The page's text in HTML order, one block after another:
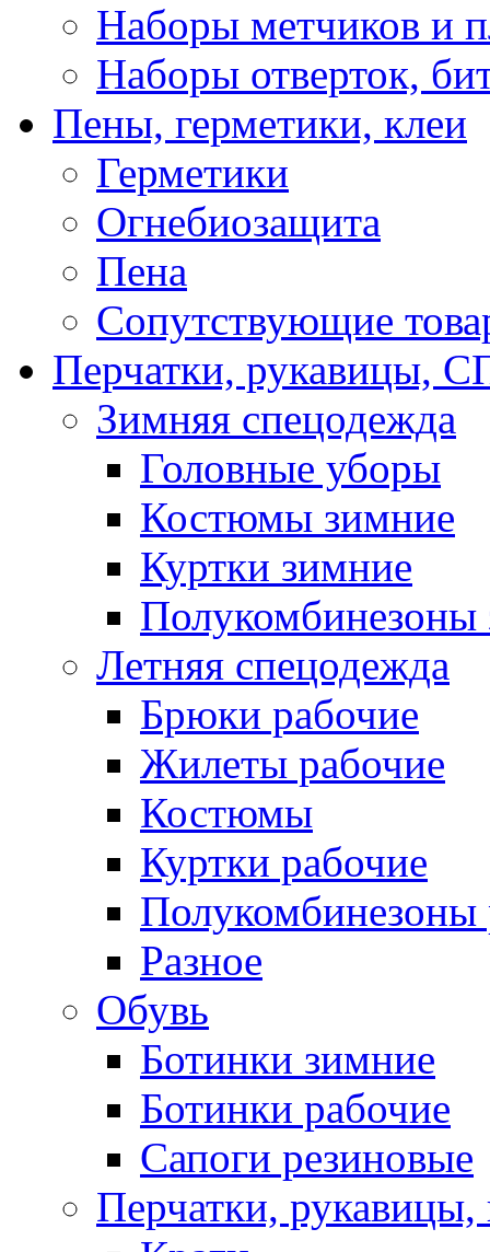
Наборы метчиков и
Наборы отверток,
Пены, герметики, клеи
Герметики
Огнебиозащита
Пена
Сопутствующие
Перчатки,
Зимняя спецодежда
Головные уборы
Костюмы зимние
Куртки зимние
Полукомбинезоны
Летняя спецодежда
Брюки рабочие
Жилеты рабочие
Костюмы
Куртки рабочие
Полукомбинезоны
Разное
Обувь
Ботинки зимние
Ботинки рабочие
Сапоги резиновые
Перчатки, рукавицы,